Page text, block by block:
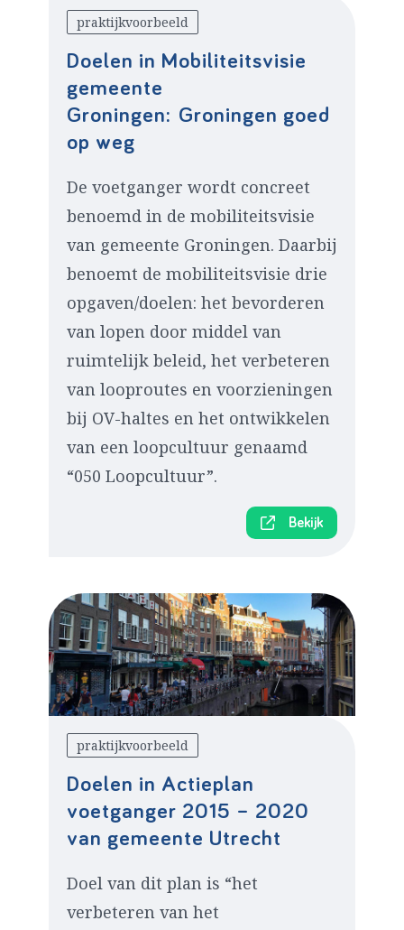
praktijkvoorbeeld
Doelen in Mobiliteitsvisie
gemeente
Groningen: Groningen goed
op weg
De voetganger wordt concreet
benoemd in de mobiliteitsvisie
van gemeente Groningen. Daarbij
benoemt de mobiliteitsvisie drie
opgaven/doelen: het bevorderen
van lopen door middel van
ruimtelijk beleid, het verbeteren
van looproutes en voorzieningen
bij OV-haltes en het ontwikkelen
van een loopcultuur genaamd
“050 Loopcultuur”.
Bekijk
praktijkvoorbeeld
Doelen in Actieplan
voetganger 2015 – 2020
van gemeente Utrecht
Doel van dit plan is “het
verbeteren van het